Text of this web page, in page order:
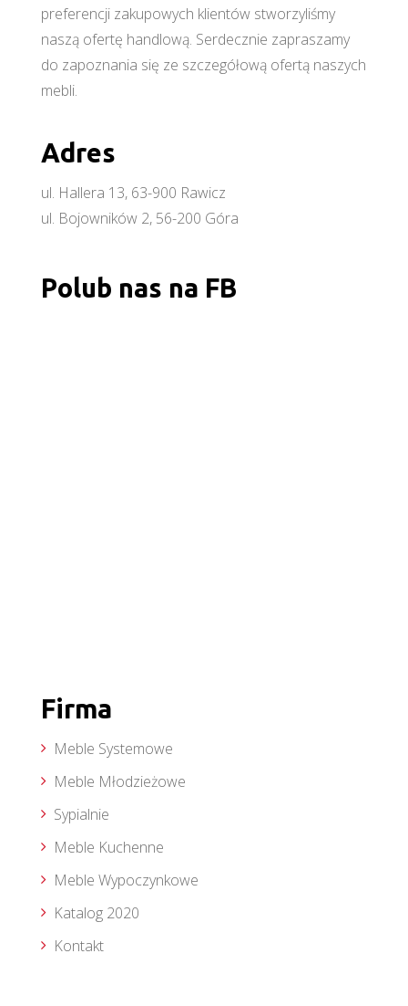
preferencji zakupowych klientów stworzyliśmy
naszą ofertę handlową. Serdecznie zapraszamy
do zapoznania się ze szczegółową ofertą naszych
mebli.
Adres
ul. Hallera 13, 63-900 Rawicz
ul. Bojowników 2, 56-200 Góra
Polub nas na FB
Firma
Meble Systemowe
Meble Młodzieżowe
Sypialnie
Meble Kuchenne
Meble Wypoczynkowe
Katalog 2020
Kontakt